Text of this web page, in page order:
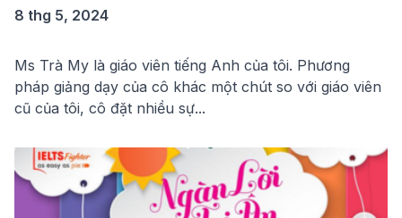
8 thg 5, 2024
Ms Trà My là giáo viên tiếng Anh của tôi. Phương
pháp giảng dạy của cô khác một chút so với giáo viên
cũ của tôi, cô đặt nhiều sự...